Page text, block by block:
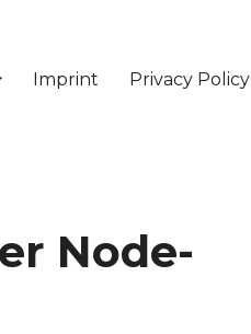
Imprint Privacy Policy
Node-